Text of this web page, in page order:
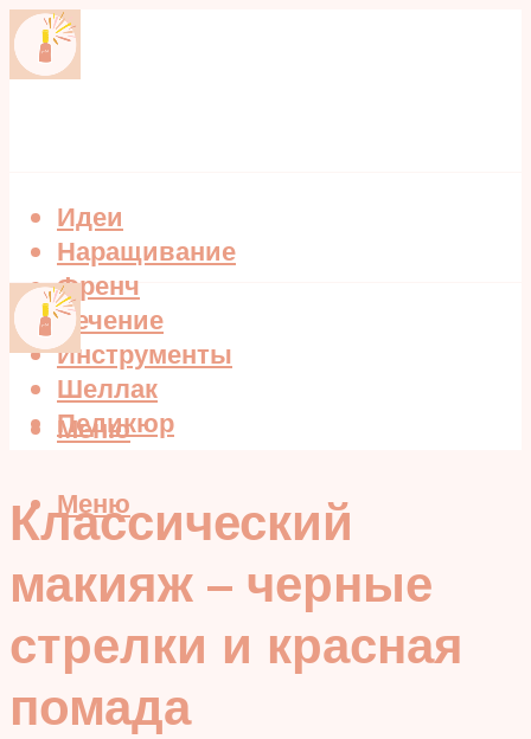
Идеи
Наращивание
Френч
Лечение
Инструменты
Шеллак
Педикюр
Меню
Меню
Классический
макияж – черные
стрелки и красная
помада